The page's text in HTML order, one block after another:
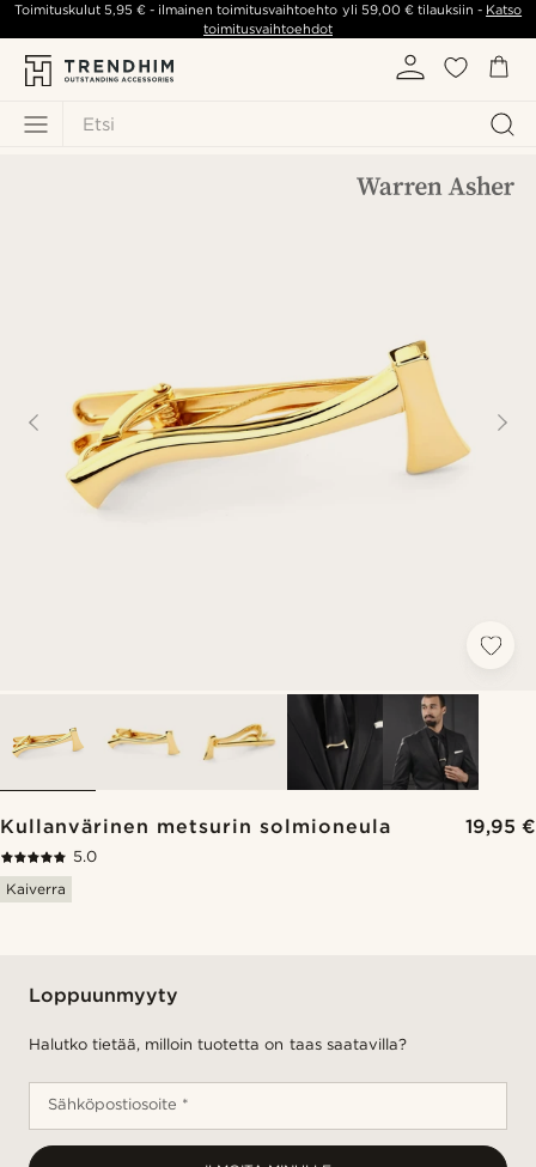
Etsi
Toimituskulut5,95 € - ilmainen toimitusvaihtoehto yli 59,00 €tilauksiin - Katso
toimitusvaihtoehdot
Kullanvärinen metsurin solmioneula 19,95 €
5.0
Kaiverra
Loppuunmyyty
Halutko tietää, milloin tuotetta on taas saatavilla?
Sähköpostiosoite *